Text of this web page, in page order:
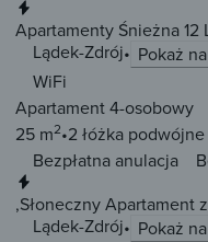
Apartamenty Śnieżna 12
Lądek-Zdrój
Pokaż
WiFi
Apartament 4-osobowy
25 m2 2 łóżka podwójne
Bezpłatna anulacja
,Słoneczny Apartament
Lądek-Zdrój
Pokaż